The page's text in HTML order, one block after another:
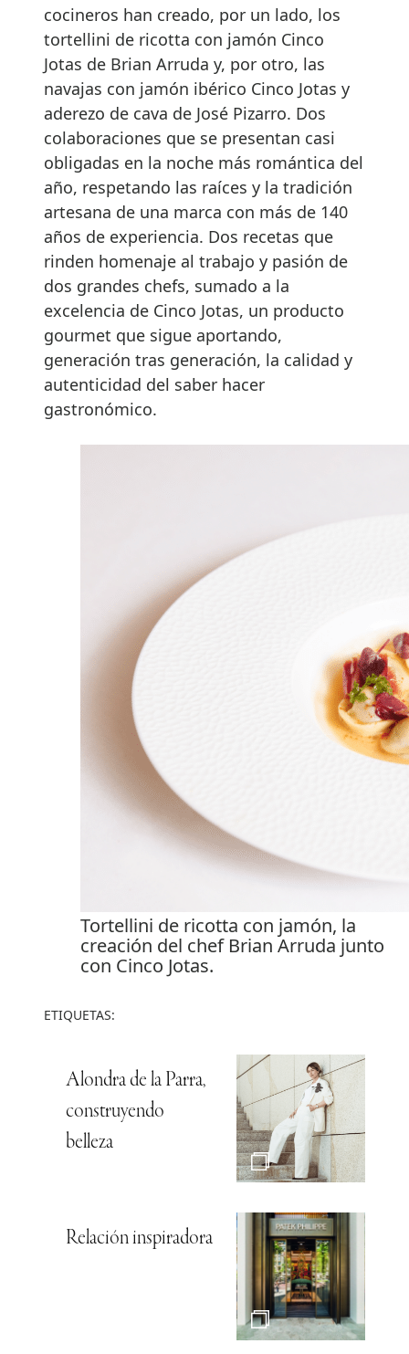
cocineros han creado, por un lado, los
tortellini de ricotta con jamón Cinco
Jotas de Brian Arruda y, por otro, las
navajas con jamón ibérico Cinco Jotas y
aderezo de cava de José Pizarro. Dos
colaboraciones que se presentan casi
obligadas en la noche más romántica del
año, respetando las raíces y la tradición
artesana de una marca con más de 140
años de experiencia. Dos recetas que
rinden homenaje al trabajo y pasión de
dos grandes chefs, sumado a la
excelencia de Cinco Jotas, un producto
gourmet que sigue aportando,
generación tras generación, la calidad y
autenticidad del saber hacer
gastronómico.
Tortellini de ricotta con jamón, la
creación del chef Brian Arruda junto
con Cinco Jotas.
ETIQUETAS:
Alondra de la Parra,
construyendo
belleza
Relación inspiradora